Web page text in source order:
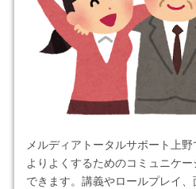
メルディアトータルサポート上
よりよくするためのコミュニケ
できます。講義やロールプレイ